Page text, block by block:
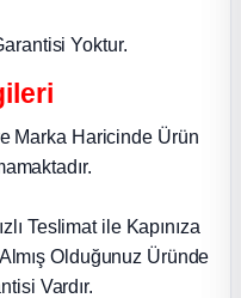
Yoktur.
Marka Haricinde Ürün
Teslimat ile Kapınıza
Olduğunuz Üründe
Vardır.